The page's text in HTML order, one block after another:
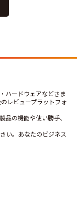
ハードウェアなどさま
レビュープラットフォ
品の機能や使い勝手、
い。あなたのビジネス